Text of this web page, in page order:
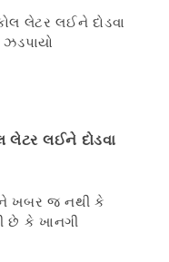
લેટર લઈને દોડવા